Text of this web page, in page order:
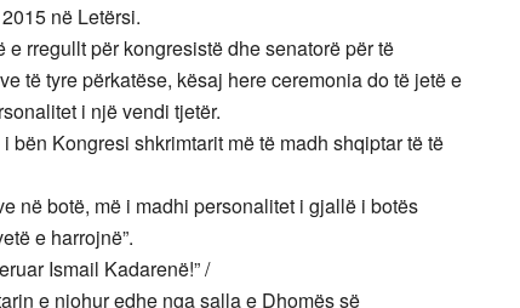
në Letërsi.
rregullt për kongresistë dhe senatorë për të
të tyre përkatëse, kësaj here ceremonia do të jetë e
i një vendi tjetër.
bën Kongresi shkrimtarit më të madh shqiptar të të
në botë, më i madhi personalitet i gjallë i botës
e harrojnë”.
Ismail Kadarenë!” /
e njohur edhe nga salla e Dhomës së